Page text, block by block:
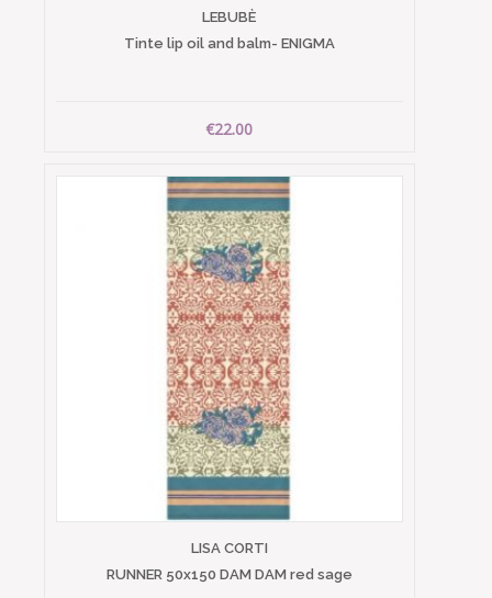
LEBUBÈ
Tinte lip oil and balm- ENIGMA
€22.00
LISA CORTI
RUNNER 50x150 DAM DAM red sage